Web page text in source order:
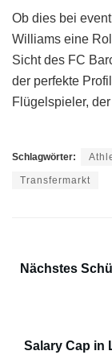
Ob dies bei
Williams eine
Sicht des FC
der perfekte
Flügelspieler,
Schlagwörter:
Transfermarkt
Nächstes
Salary Cap in